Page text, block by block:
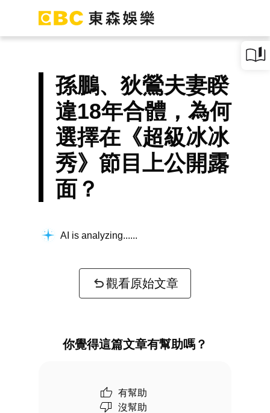
孫鵬、狄鶯夫妻睽
違18年合體，為何
選擇在《超級冰冰
秀》節目上公開露
面？
AI is analyzing...
觀看原始文章
你覺得這篇文章有幫助嗎？
有幫助
沒幫助